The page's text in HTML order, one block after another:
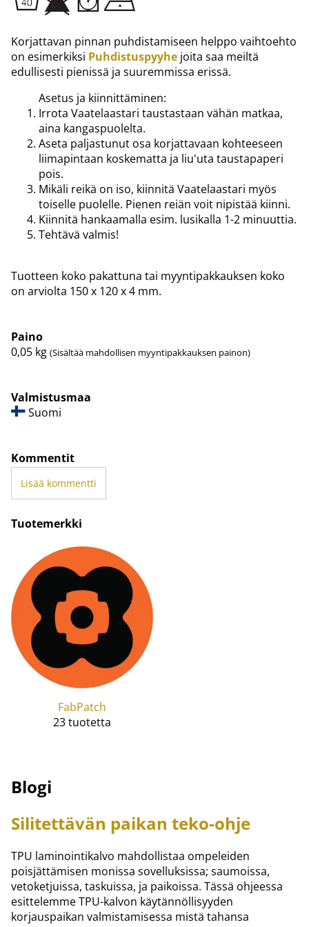
Korjattavan pinnan puhdistamiseen helppo vaihtoehto
on esimerkiksi Puhdistuspyyhe joita saa meiltä
edullisesti pienissä ja suuremmissa erissä.
Asetus ja kiinnittäminen:
Irrota Vaatelaastari taustastaan vähän matkaa,
aina kangaspuolelta.
Aseta paljastunut osa korjattavaan kohteeseen
liimapintaan koskematta ja liu'uta taustapaperi
pois.
Mikäli reikä on iso, kiinnitä Vaatelaastari myös
toiselle puolelle. Pienen reiän voit nipistää kiinni.
Kiinnitä hankaamalla esim. lusikalla 1-2 minuuttia.
Tehtävä valmis!
Tuotteen koko pakattuna tai myyntipakkauksen koko
on arviolta 150 x 120 x 4 mm.
Paino
0,05 kg (Sisältää mahdollisen myyntipakkauksen painon)
Valmistusmaa
Suomi
Kommentit
Lisää kommentti
Tuotemerkki
FabPatch
23 tuotetta
Blogi
Silitettävän paikan teko-ohje
TPU laminointikalvo mahdollistaa ompeleiden
poisjättämisen monissa sovelluksissa; saumoissa,
vetoketjuissa, taskuissa, ja paikoissa. Tässä ohjeessa
esittelemme TPU-kalvon käytännöllisyyden
korjauspaikan valmistamisessa mistä tahansa